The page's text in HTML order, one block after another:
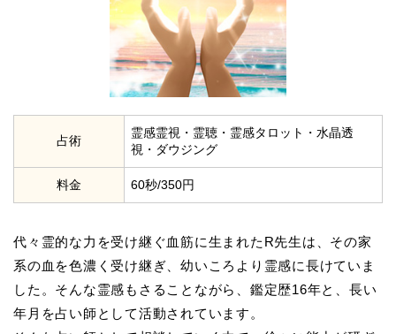
占術
霊感霊視・霊聴・霊感タロット・水晶透
視・ダウジング
料金 60秒/350円
代々霊的な力を受け継ぐ血筋に生まれたR先生は、その家
系の血を色濃く受け継ぎ、幼いころより霊感に長けていま
した。そんな霊感もさることながら、鑑定歴16年と、長い
年月を占い師として活動されています。